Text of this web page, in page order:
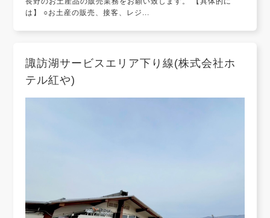
は】 ○お土産の販売、接客、レジ...
諏訪湖サービスエリア下り線(株式会社ホ
テル紅や)